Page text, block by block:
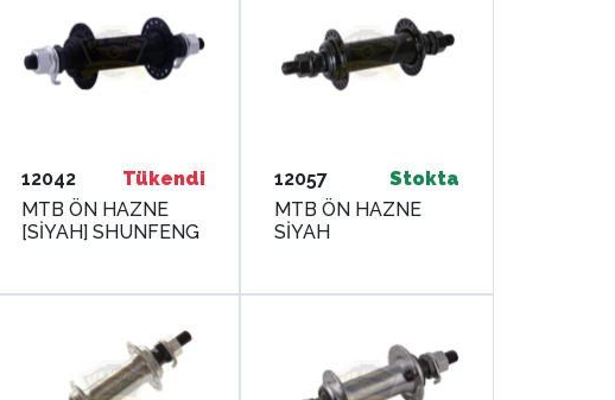
12042
Tükendi
MTB ÖN HAZNE
[SİYAH] SHUNFENG
12057
Stokta
MTB ÖN HAZNE
SİYAH